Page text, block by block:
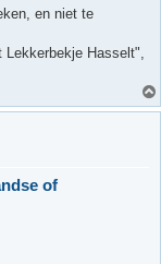
en niet te
Hasselt",
of